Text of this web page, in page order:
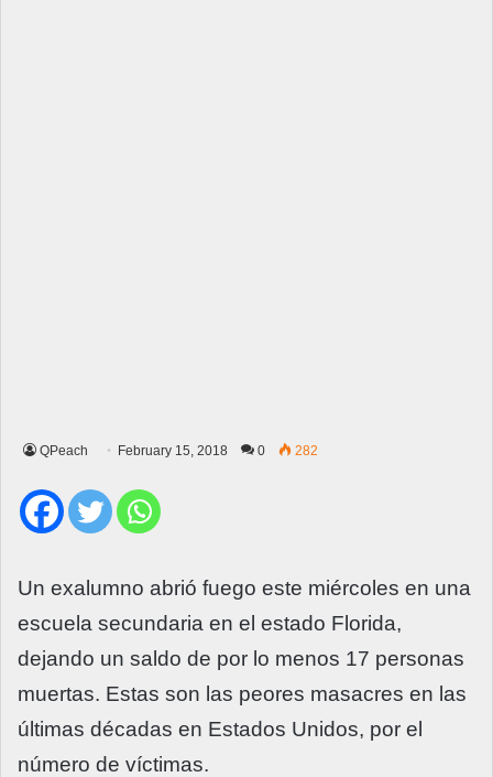
QPeach February 15, 2018 0 282
Un exalumno abrió fuego este miércoles en una
escuela secundaria en el estado Florida,
dejando un saldo de por lo menos 17 personas
muertas. Estas son las peores masacres en las
últimas décadas en Estados Unidos, por el
número de víctimas.